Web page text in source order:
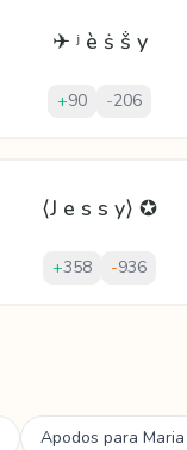
✈ ʲ è ṡ ṧ y
+90 -206
⟨J e s s y⟩ ✪
+358 -936
Apodos para Maria